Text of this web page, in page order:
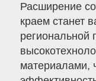
Расширение
краем станет
региональной
материалами,